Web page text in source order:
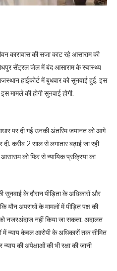
कारावास की सजा काट रहे आसाराम की
सेंट्रल जेल में बंद आसाराम के स्वास्थ्य
हाईकोर्ट में बुधवार को सुनवाई हुई. इस
मामले की होगी सुनवाई होगी.
पर दी गई उनकी अंतरिम जमानत को आगे
करीब 2 साल से लगातार बढ़ाई जा रही
को फिर से न्यायिक प्रक्रिया का
सुनवाई के दौरान पीड़िता के अधिकारों और
यौन अपराधों के मामलों में पीड़ित पक्ष की
नजरअंदाज नहीं किया जा सकता. अदालत
न्याय केवल आरोपी के अधिकारों तक सीमित
की अपेक्षाओं की भी रक्षा की जानी